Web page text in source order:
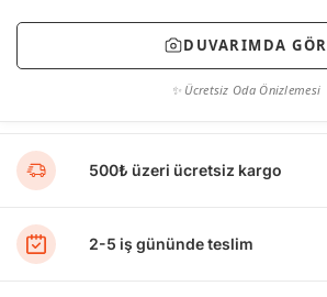
DUVARIMDA GÖR
✨ Ücretsiz Oda Önizlemesi
500₺ üzeri ücretsiz kargo
2-5 iş gününde teslim